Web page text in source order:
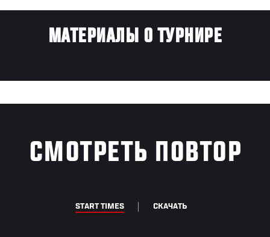
МАТЕРИАЛЫ О ТУРНИРЕ
СМОТРЕТЬ ПОВТОР
START TIMES СКАЧАТЬ